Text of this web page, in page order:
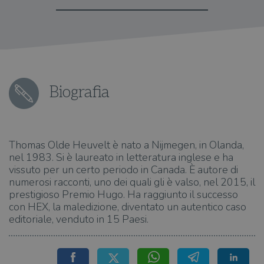
Biografia
Thomas Olde Heuvelt è nato a Nijmegen, in Olanda,
nel 1983. Si è laureato in letteratura inglese e ha
vissuto per un certo periodo in Canada. È autore di
numerosi racconti, uno dei quali gli è valso, nel 2015, il
prestigioso Premio Hugo. Ha raggiunto il successo
con HEX, la maledizione, diventato un autentico caso
editoriale, venduto in 15 Paesi.